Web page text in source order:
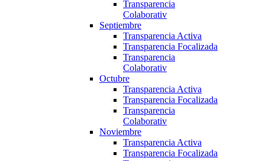
Transparencia
Colaborativ
Septiembre
Transparencia Activa
Transparencia Focalizada
Transparencia
Colaborativ
Octubre
Transparencia Activa
Transparencia Focalizada
Transparencia
Colaborativ
Noviembre
Transparencia Activa
Transparencia Focalizada